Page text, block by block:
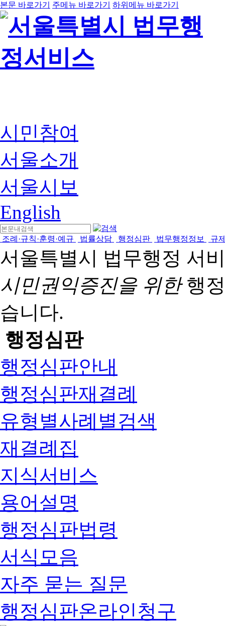
본문 바로가기 주메뉴 바로가기 하위메뉴 바로가기
시민참여
서울소개
서울시보
English
조례·규칙·훈령·예규 법률상담 행정심판 법무행정정보 규
서울특별시 법무행정 서
시민권익증진을 위한행
습니다.
행정심판
행정심판안내
행정심판재결례
유형별사례별검색
재결례집
지식서비스
용어설명
행정심판법령
서식모음
자주 묻는 질문
행정심판온라인청구